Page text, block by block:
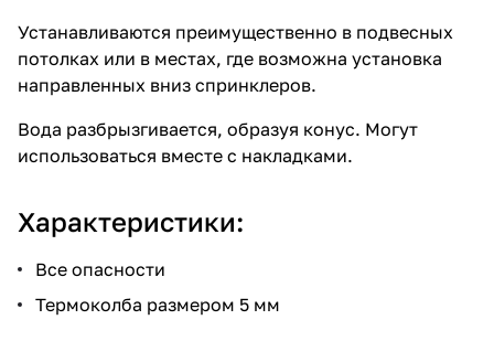
Устанавливаются преимущественно в подвесных
потолках или в местах, где возможна установка
направленных вниз спринклеров.
Вода разбрызгивается, образуя конус. Могут
использоваться вместе с накладками.
Характеристики:
Все опасности
Термоколба размером 5 мм